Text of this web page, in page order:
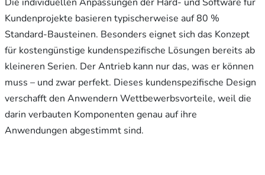
Die individuellen Anpassungen der Hard- und Software für
Kundenprojekte basieren typischerweise auf 80 %
Standard-Bausteinen. Besonders eignet sich das Konzept
für kostengünstige kundenspezifische Lösungen bereits ab
kleineren Serien. Der Antrieb kann nur das, was er können
muss – und zwar perfekt. Dieses kundenspezifische Design
verschafft den Anwendern Wettbewerbsvorteile, weil die
darin verbauten Komponenten genau auf ihre
Anwendungen abgestimmt sind.